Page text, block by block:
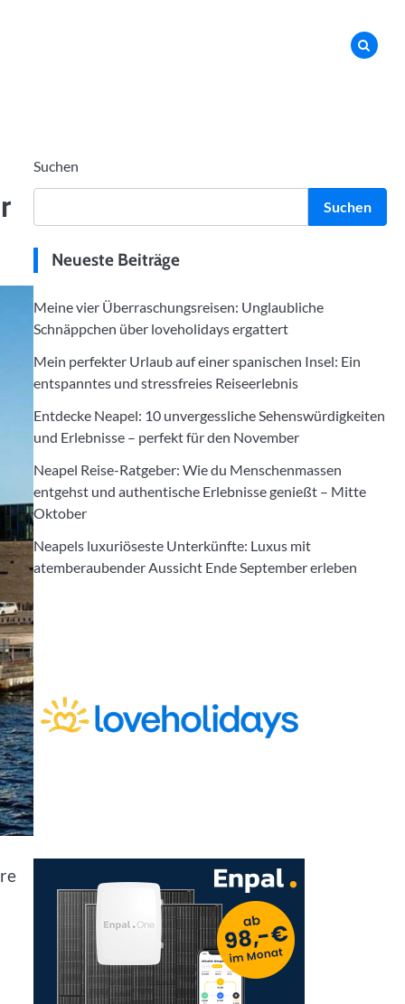
Suchen
Suchen
Neueste Beiträge
Meine vier Überraschungsreisen: Unglaubliche
Schnäppchen über loveholidays ergattert
Mein perfekter Urlaub auf einer spanischen Insel: Ein
entspanntes und stressfreies Reiseerlebnis
Entdecke Neapel: 10 unvergessliche Sehenswürdigkeiten
und Erlebnisse – perfekt für den November
Neapel Reise-Ratgeber: Wie du Menschenmassen
entgehst und authentische Erlebnisse genießt – Mitte
Oktober
Neapels luxuriöseste Unterkünfte: Luxus mit
atemberaubender Aussicht Ende September erleben